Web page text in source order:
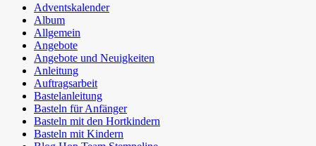
Adventskalender
Album
Allgemein
Angebote
Angebote und Neuigkeiten
Anleitung
Auftragsarbeit
Bastelanleitung
Basteln für Anfänger
Basteln mit den Hortkindern
Basteln mit Kindern